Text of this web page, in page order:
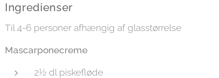
Ingredienser
Til 4-6 personer afhængig af glasstørrelse
Mascarponecreme
2½ dl piskefløde